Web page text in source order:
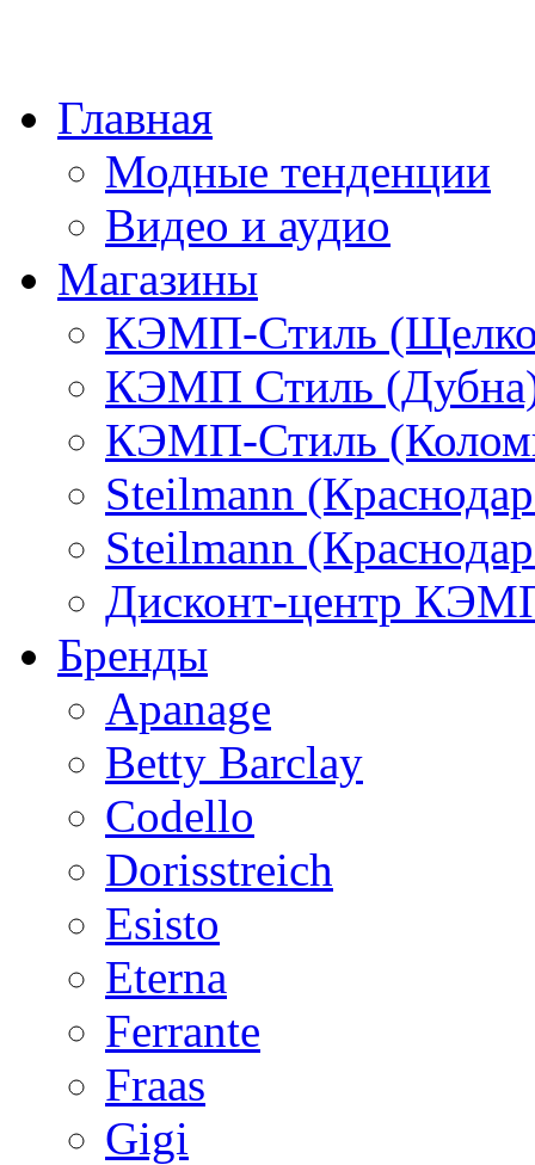
Главная
Модные тенденции
Видео и аудио
Магазины
КЭМП-Стиль
КЭМП Стиль
КЭМП-Стиль
Steilmann
Steilmann
Дисконт-центр
Бренды
Apanage
Betty Barclay
Codello
Dorisstreich
Esisto
Eterna
Ferrante
Fraas
Gigi